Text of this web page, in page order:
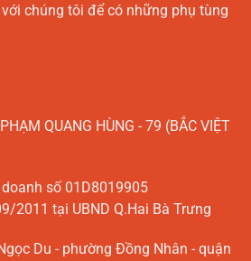
chúng tôi để có những phụ tùng
QUANG HÙNG - 79 (BẮC VIỆT
số 01D8019905
2011 tại UBND Q.Hai Bà Trưng
Du - phường Đồng Nhân - quận